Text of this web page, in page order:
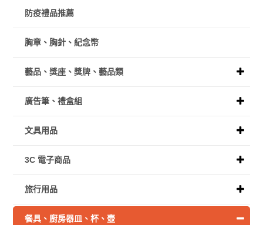
防疫禮品推薦
胸章、胸針、紀念幣
藝品、獎座、獎牌、藝品類
廣告筆、禮盒組
文具用品
3C 電子商品
旅行用品
餐具、廚房器皿、杯、壺